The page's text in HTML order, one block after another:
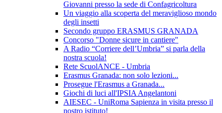
Giovanni presso la sede di Confagricoltura
Un viaggio alla scoperta del meraviglioso mondo
degli insetti
Secondo gruppo ERASMUS GRANADA
Concorso "Donne sicure in cantiere"
A Radio “Corriere dell’Umbria” si parla della
nostra scuola!
Rete ScuolANCE - Umbria
Erasmus Granada: non solo lezioni...
Prosegue l'Erasmus a Granada...
Giochi di luci all'IPSIA Angelantoni
AIESEC - UniRoma Sapienza in visita presso il
nostro istituto!